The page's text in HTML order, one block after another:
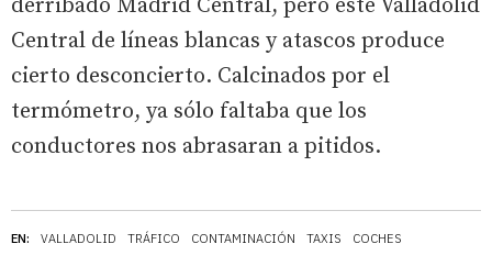
EN: VALLADOLID TRÁFICO CONTAMINACIÓN TAXIS COCHES
derribado Madrid Central, pero este Valladolid
Central de líneas blancas y atascos produce
cierto desconcierto. Calcinados por el
termómetro, ya sólo faltaba que los
conductores nos abrasaran a pitidos.